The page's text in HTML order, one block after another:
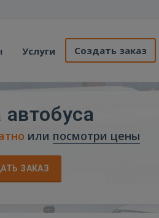
Услуги Создать заказ
или посмотри цены
ЗАКАЗ